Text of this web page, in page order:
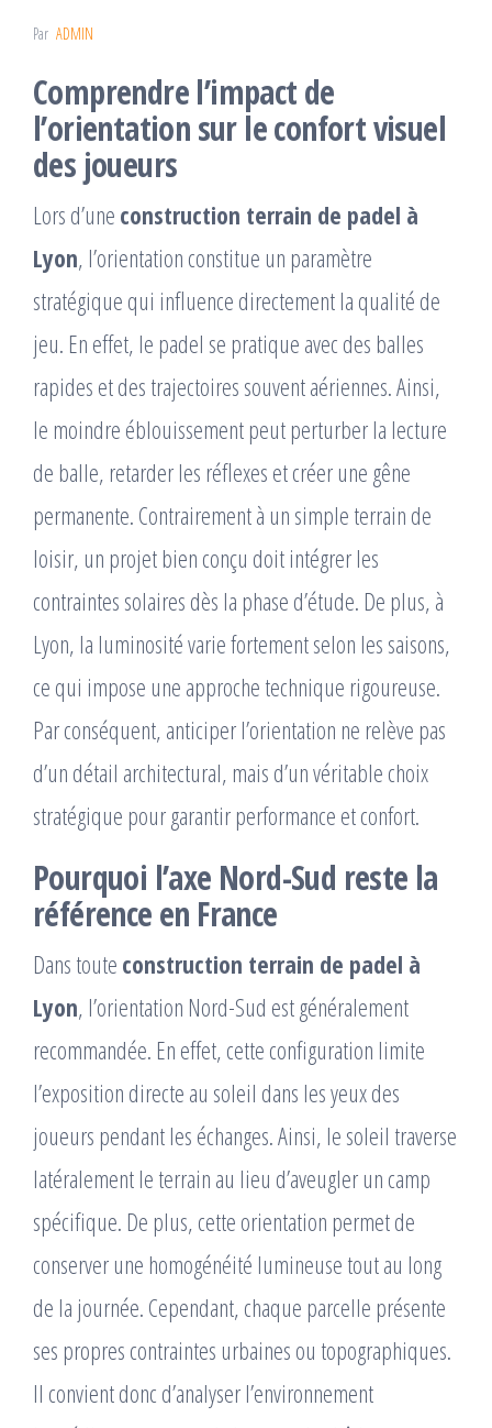
Par ADMIN
Comprendre l’impact de
l’orientation sur le confort visuel
des joueurs
Lors d’une construction terrain de padel à
Lyon, l’orientation constitue un paramètre
stratégique qui influence directement la qualité de
jeu. En effet, le padel se pratique avec des balles
rapides et des trajectoires souvent aériennes. Ainsi,
le moindre éblouissement peut perturber la lecture
de balle, retarder les réflexes et créer une gêne
permanente. Contrairement à un simple terrain de
loisir, un projet bien conçu doit intégrer les
contraintes solaires dès la phase d’étude. De plus, à
Lyon, la luminosité varie fortement selon les saisons,
ce qui impose une approche technique rigoureuse.
Par conséquent, anticiper l’orientation ne relève pas
d’un détail architectural, mais d’un véritable choix
stratégique pour garantir performance et confort.
Pourquoi l’axe Nord-Sud reste la
référence en France
Dans toute construction terrain de padel à
Lyon, l’orientation Nord-Sud est généralement
recommandée. En effet, cette configuration limite
l’exposition directe au soleil dans les yeux des
joueurs pendant les échanges. Ainsi, le soleil traverse
latéralement le terrain au lieu d’aveugler un camp
spécifique. De plus, cette orientation permet de
conserver une homogénéité lumineuse tout au long
de la journée. Cependant, chaque parcelle présente
ses propres contraintes urbaines ou topographiques.
Il convient donc d’analyser l’environnement